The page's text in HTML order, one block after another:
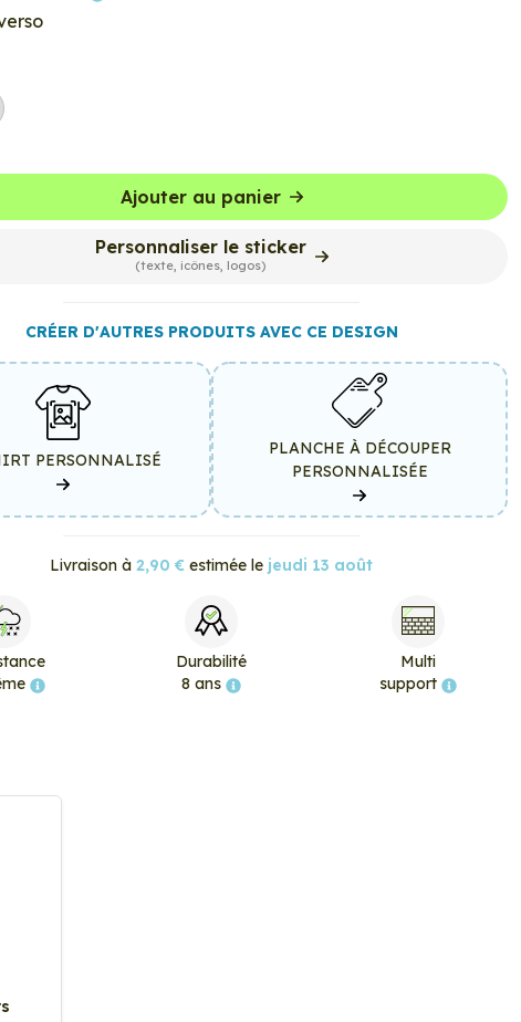
Ajouter au panier
Personnaliser le sticker
(texte, icônes, logos)
CRÉER D'AUTRES PRODUITS AVEC CE DESIGN
PERSONNALISÉ
PLANCHE À DÉCOUPER
PERSONNALISÉE
Livraison à 2,90 € estimée le jeudi 13 août
Durabilité
8 ans
Multi
support